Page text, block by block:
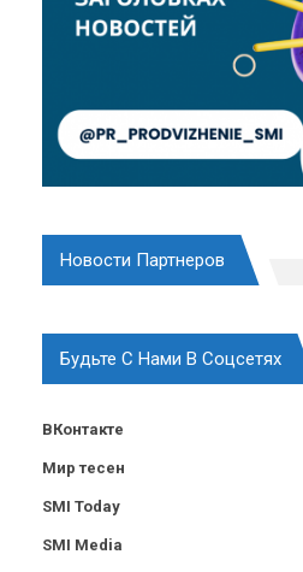
Новости Партнеров
Будьте С Нами В Соцсетях
ВКонтакте
Мир тесен
SMI Today
SMI Media